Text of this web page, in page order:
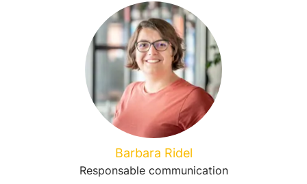
Barbara Ridel
Responsable communication